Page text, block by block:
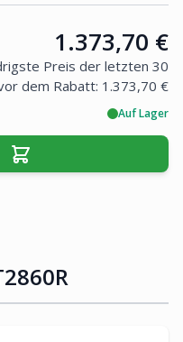
Price:
1.373,70 €
Preis der letzten 30
dem Rabatt: 1.373,70 €
Auf Lager